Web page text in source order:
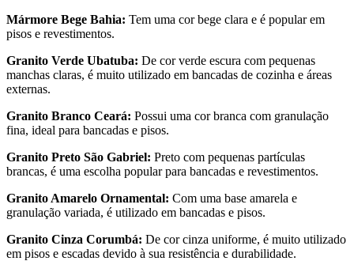
Mármore Bege Bahia: Tem uma cor bege clara e é popular em
pisos e revestimentos.
Granito Verde Ubatuba: De cor verde escura com pequenas
manchas claras, é muito utilizado em bancadas de cozinha e áreas
externas.
Granito Branco Ceará: Possui uma cor branca com granulação
fina, ideal para bancadas e pisos.
Granito Preto São Gabriel: Preto com pequenas partículas
brancas, é uma escolha popular para bancadas e revestimentos.
Granito Amarelo Ornamental: Com uma base amarela e
granulação variada, é utilizado em bancadas e pisos.
Granito Cinza Corumbá: De cor cinza uniforme, é muito utilizado
em pisos e escadas devido à sua resistência e durabilidade.